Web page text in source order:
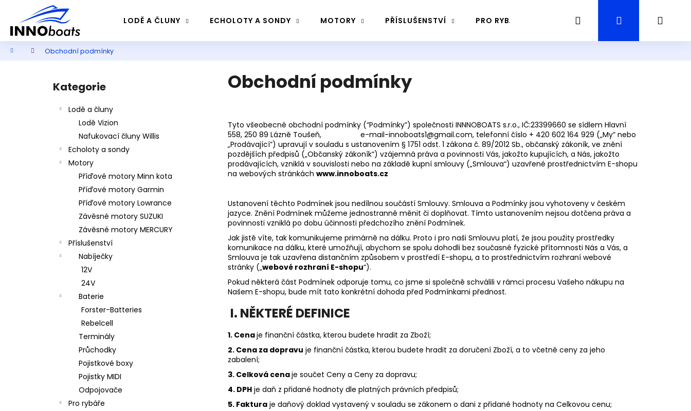
obsah
LODĚ A ČLUNY ECHOLOTY A SONDY MOTORY PŘÍSLUŠENSTVÍ PRO RYBÁŘE PRŮVODCE / GUIDING RYBAŘENÍ
Hledat Přihlášení
Domů Obchodní podmínky
Přeskočit
kategorie
Kategorie
Lodě a čluny
Lodě Vizion
Nafukovací čluny Willis
Echoloty a sondy
Motory
Příďové motory Minn kota
Příďové motory Garmin
Příďové motory Lowrance
Závěsné motory SUZUKI
Závěsné motory MERCURY
Příslušenství
Nabíječky
12V
24V
Baterie
Forster-Batteries
Rebelcell
Terminály
Průchodky
Pojistkové boxy
Pojistky MIDI
Odpojovače
Pro rybáře
Obchodní podmínky
Tyto všeobecné obchodní podmínky (“Podmínky”) společnosti INNNOBOATS s.r.o., IČ:23399660 se sídlem Hlavní
558, 250 89 Lázně Toušeň, e-mail-innoboats1@gmail.com, telefonní číslo + 420 602 164 929 („My” nebo
„Prodávající”) upravují v souladu s ustanovením § 1751 odst. 1 zákona č. 89/2012 Sb., občanský zákoník, ve znění
pozdějších předpisů („Občanský zákoník“) vzájemná práva a povinnosti Vás, jakožto kupujících, a Nás, jakožto
prodávajících, vzniklá v souvislosti nebo na základě kupní smlouvy („Smlouva“) uzavřené prostřednictvím E-shopu
na webových stránkách www.innoboats.cz
Ustanovení těchto Podmínek jsou nedílnou součástí Smlouvy. Smlouva a Podmínky jsou vyhotoveny v českém
jazyce. Znění Podmínek můžeme jednostranně měnit či doplňovat. Tímto ustanovením nejsou dotčena práva a
povinnosti vzniklá po dobu účinnosti předchozího znění Podmínek.
Jak jistě víte, tak komunikujeme primárně na dálku. Proto i pro naši Smlouvu platí, že jsou použity prostředky
komunikace na dálku, které umožňují, abychom se spolu dohodli bez současné fyzické přítomnosti Nás a Vás, a
Smlouva je tak uzavřena distančním způsobem v prostředí E-shopu, a to prostřednictvím rozhraní webové
stránky („webové rozhraní E-shopu“).
Pokud některá část Podmínek odporuje tomu, co jsme si společně schválili v rámci procesu Vašeho nákupu na
Našem E-shopu, bude mít tato konkrétní dohoda před Podmínkami přednost.
I. NĚKTERÉ DEFINICE
1. Cenaje finanční částka, kterou budete hradit za Zboží;
2. Cena za dopravu je finanční částka, kterou budete hradit za doručení Zboží, a to včetně ceny za jeho
zabalení;
3. Celková cenaje součet Ceny a Ceny za dopravu;
4. DPH je daň z přidané hodnoty dle platných právních předpisů;
5. Faktura je daňový doklad vystavený v souladu se zákonem o dani z přidané hodnoty na Celkovou cenu;
í
Zpět
do
obchodu
Zpět
do
obchodu
Co potřebujete najít?
Hledat
Doporučujeme
Následující
NAFUKOVACÍ ČLUN WILLIS BOATS RY-
BD330 V ZELENÉ BARVĚ SE SKLÁDACÍ
DŘEVĚNOU PODLAHOU
18 290 Kč
NAFUKOVACÍ ČLUN WILLIS BOATS RY-
BD270 V ZELENÉ BARVĚ S NAFUKOVACÍ
PODLAHOU
14 490 Kč
NAFUKOVACÍ ČLUN WILLIS BOATS RY-
BD420 V BÍLO-MODRÉ BARVĚ SE
SKLÁDACÍ HLINÍKOVOU PODLAHOU
27 190 Kč